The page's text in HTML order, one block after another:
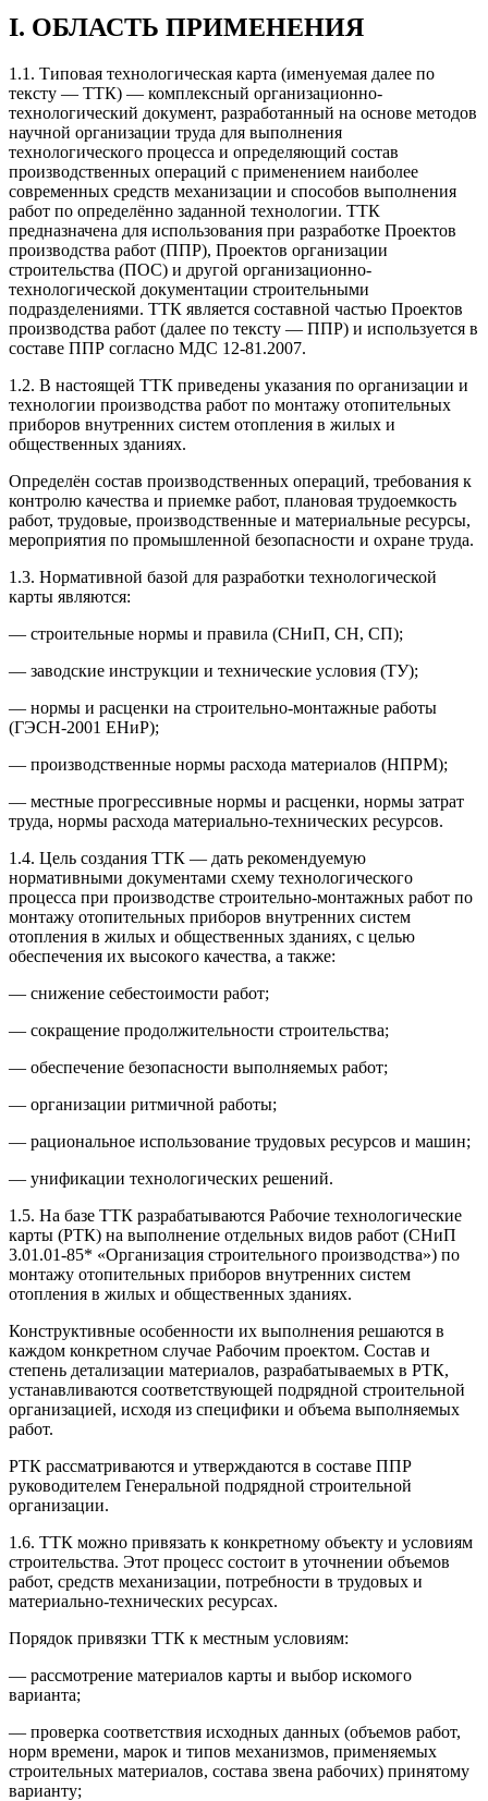
I. ОБЛАСТЬ ПРИМЕНЕНИЯ
1.1. Типовая технологическая карта (именуемая далее по
тексту — ТТК) — комплексный организационно-
технологический документ, разработанный на основе методов
научной организации труда для выполнения
технологического процесса и определяющий состав
производственных операций с применением наиболее
современных средств механизации и способов выполнения
работ по определённо заданной технологии. ТТК
предназначена для использования при разработке Проектов
производства работ (ППР), Проектов организации
строительства (ПОС) и другой организационно-
технологической документации строительными
подразделениями. ТТК является составной частью Проектов
производства работ (далее по тексту — ППР) и используется в
составе ППР согласно МДС 12-81.2007.
1.2. В настоящей ТТК приведены указания по организации и
технологии производства работ по монтажу отопительных
приборов внутренних систем отопления в жилых и
общественных зданиях.
Определён состав производственных операций, требования к
контролю качества и приемке работ, плановая трудоемкость
работ, трудовые, производственные и материальные ресурсы,
мероприятия по промышленной безопасности и охране труда.
1.3. Нормативной базой для разработки технологической
карты являются:
— строительные нормы и правила (СНиП, СН, СП);
— заводские инструкции и технические условия (ТУ);
— нормы и расценки на строительно-монтажные работы
(ГЭСН-2001 ЕНиР);
— производственные нормы расхода материалов (НПРМ);
— местные прогрессивные нормы и расценки, нормы затрат
труда, нормы расхода материально-технических ресурсов.
1.4. Цель создания ТТК — дать рекомендуемую
нормативными документами схему технологического
процесса при производстве строительно-монтажных работ по
монтажу отопительных приборов внутренних систем
отопления в жилых и общественных зданиях, с целью
обеспечения их высокого качества, а также:
— снижение себестоимости работ;
— сокращение продолжительности строительства;
— обеспечение безопасности выполняемых работ;
— организации ритмичной работы;
— рациональное использование трудовых ресурсов и машин;
— унификации технологических решений.
1.5. На базе ТТК разрабатываются Рабочие технологические
карты (РТК) на выполнение отдельных видов работ (СНиП
3.01.01-85* «Организация строительного производства») по
монтажу отопительных приборов внутренних систем
отопления в жилых и общественных зданиях.
Конструктивные особенности их выполнения решаются в
каждом конкретном случае Рабочим проектом. Состав и
степень детализации материалов, разрабатываемых в РТК,
устанавливаются соответствующей подрядной строительной
организацией, исходя из специфики и объема выполняемых
работ.
РТК рассматриваются и утверждаются в составе ППР
руководителем Генеральной подрядной строительной
организации.
1.6. ТТК можно привязать к конкретному объекту и условиям
строительства. Этот процесс состоит в уточнении объемов
работ, средств механизации, потребности в трудовых и
материально-технических ресурсах.
Порядок привязки ТТК к местным условиям:
— рассмотрение материалов карты и выбор искомого
варианта;
— проверка соответствия исходных данных (объемов работ,
норм времени, марок и типов механизмов, применяемых
строительных материалов, состава звена рабочих) принятому
варианту;